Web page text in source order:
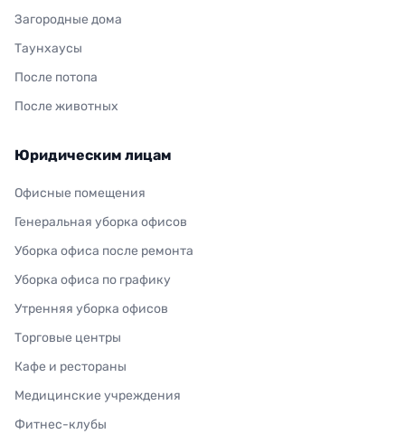
Загородные дома
Таунхаусы
После потопа
После животных
Юридическим лицам
Офисные помещения
Генеральная уборка офисов
Уборка офиса после ремонта
Уборка офиса по графику
Утренняя уборка офисов
Торговые центры
Кафе и рестораны
Медицинские учреждения
Фитнес-клубы